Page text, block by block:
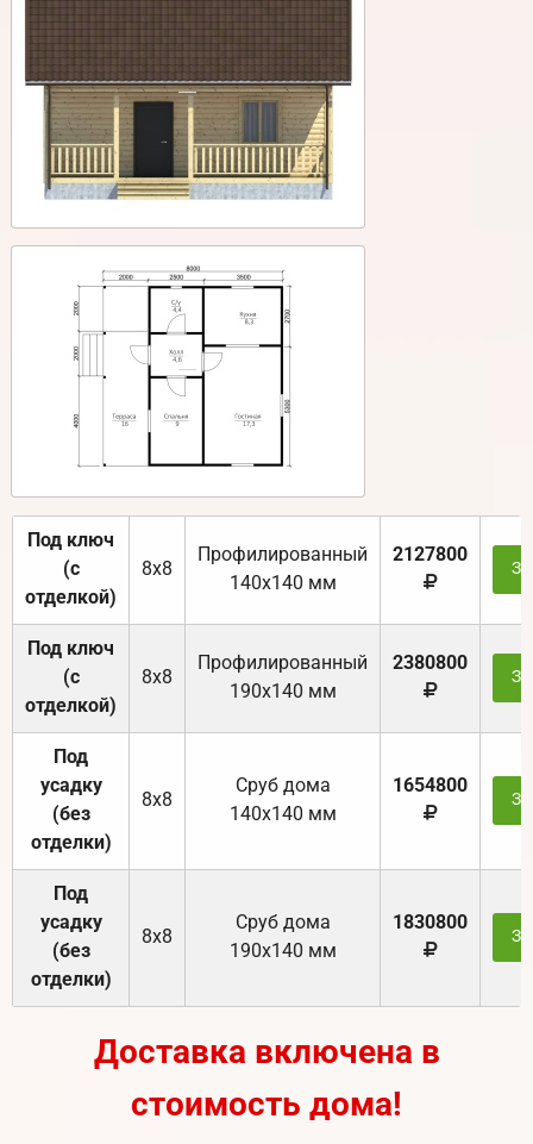
Под ключ
(с
отделкой)
8х8
Профилированный
140х140 мм
2127800
Под ключ
(с
отделкой)
8х8
Профилированный
190х140 мм
2380800
Под
усадку
(без
отделки)
8х8
Cруб дома
140х140 мм
1654800
Под
усадку
(без
отделки)
8х8
Cруб дома
190х140 мм
1830800
Доставка включена в
стоимость дома!